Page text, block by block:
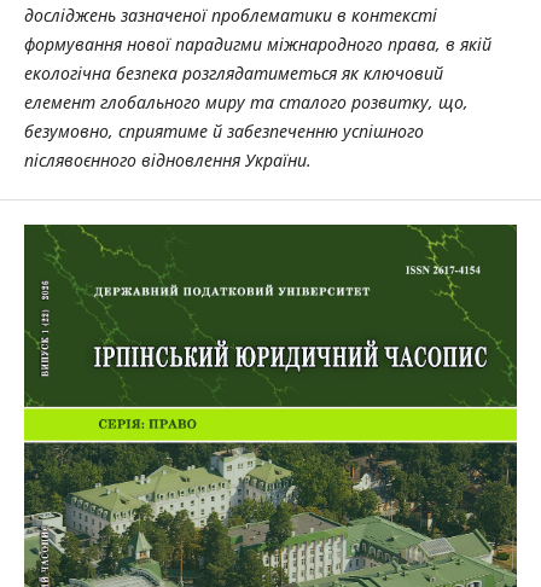
досліджень зазначеної проблематики в контексті
формування нової парадигми міжнародного права, в якій
екологічна безпека розглядатиметься як ключовий
елемент глобального миру та сталого розвитку, що,
безумовно, сприятиме й забезпеченню успішного
післявоєнного відновлення України.